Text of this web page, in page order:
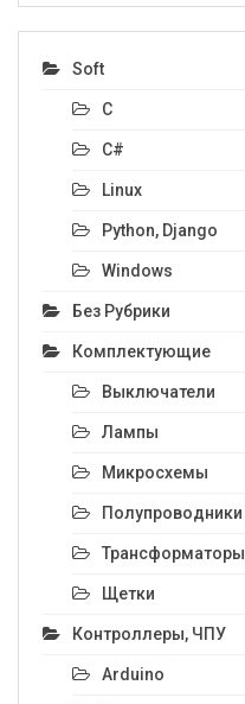
Soft
C
C#
Linux
Python, Django
Windows
Без Рубрики
Комплектующие
Выключатели
Лампы
Микросхемы
Полупроводники
Трансформаторы
Щетки
Контроллеры, ЧПУ
Arduino